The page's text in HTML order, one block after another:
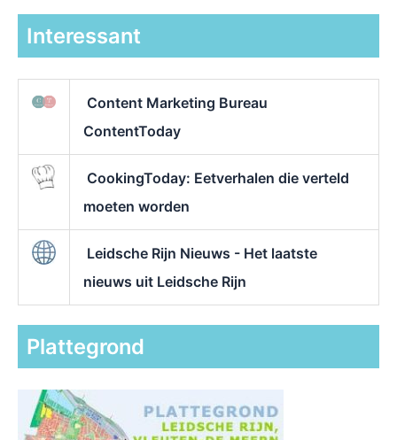
Interessant
Content Marketing Bureau
ContentToday
CookingToday: Eetverhalen die verteld
moeten worden
Leidsche Rijn Nieuws - Het laatste
nieuws uit Leidsche Rijn
Plattegrond